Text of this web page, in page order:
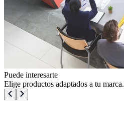
Puede interesarte
Elige productos adaptados a tu marca.